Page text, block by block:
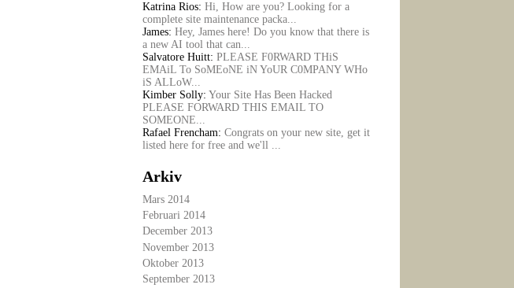
Katrina Rios: Hi, How are you? Looking for a
complete site maintenance packa...
James: Hey, James here! Do you know that there is
a new AI tool that can...
Salvatore Huitt: PLEASE F0RWARD THiS
EMAiL To SoMEoNE iN YoUR C0MPANY WHo
iS ALLoW...
Kimber Solly: Your Site Has Been Hacked
PLEASE FORWARD THIS EMAIL TO
SOMEONE...
Rafael Frencham: Congrats on your new site, get it
listed here for free and we'll ...
Arkiv
Mars 2014
Februari 2014
December 2013
November 2013
Oktober 2013
September 2013